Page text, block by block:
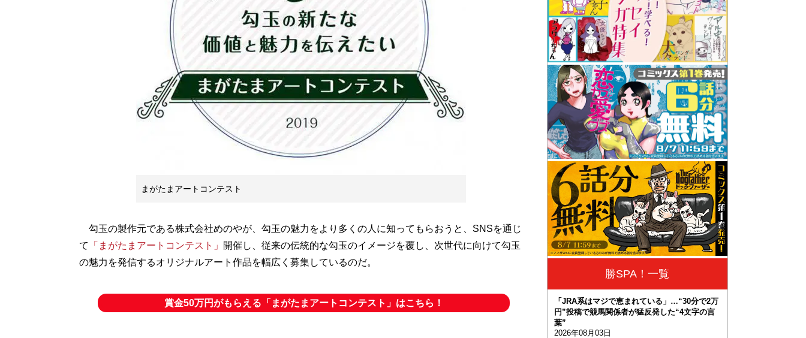
まがたまアートコンテスト
勾玉の製作元である株式会社めのやが、勾玉の魅力をより多くの人に知ってもらおうと、SNSを通じ
て 「まがたまアートコンテスト」
開催し、従来の伝統的な勾玉のイメージを覆し、次世代に向けて勾玉
の魅力を発信するオリジナルアート作品を幅広く募集しているのだ。
賞金50万円がもらえる「まがたまアートコンテスト」はこちら！
勝SPA！一覧
「JRA系はマジで恵まれている」…“30分で2万
円”投稿で競馬関係者が猛反発した“4文字の言
葉”
2026年08月03日